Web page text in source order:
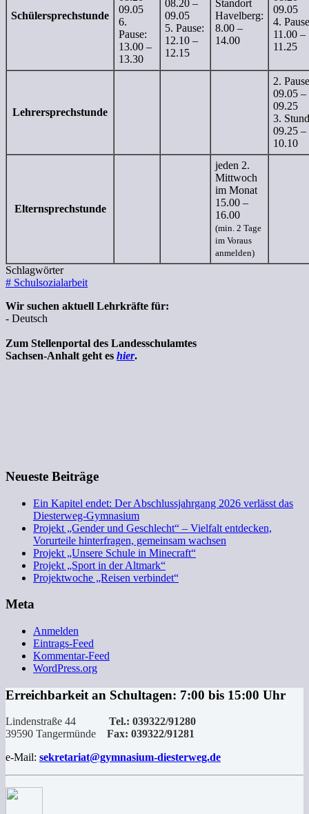
Schülersprechstunde
09.05
6.
Pause:
13.00 –
13.30
08.20 –
09.05
5. Pause:
12.10 –
12.15
Standort
Havelberg:
8.00 –
14.00
09.05
4.
11.00 –
11.25
Lehrersprechstunde
2.
09.05 –
09.25
3.
09.25 –
10.10
Elternsprechstunde
jeden 2.
Mittwoch
im Monat
15.00 –
16.00
(min. 2 Tage
im Voraus
anmelden)
Schlagwörter
# Schulsozialarbeit
Wir suchen aktuell Lehrkräfte für:
- Deutsch
Zum Stellenportal des Landesschulamtes
Sachsen-Anhalt geht es hier.
Neueste Beiträge
Ein Kapitel endet: Der Abschlussjahrgang 2026 verlässt das
Diesterweg-Gymnasium
Projekt „Gender und Geschlecht“ – Vielfalt entdecken,
Vorurteile hinterfragen, gemeinsam wachsen
Projekt „Unsere Schule in Minecraft“
Projekt „Sport in der Altmark“
Projektwoche „Reisen verbindet“
Meta
Anmelden
Eintrags-Feed
Kommentar-Feed
WordPress.org
Erreichbarkeit an Schultagen: 7:00 bis 15:00 Uhr
Lindenstraße 44 Tel.: 039322/91280
39590 Tangermünde Fax: 039322/91281
e-Mail: sekretariat@gymnasium-diesterweg.de